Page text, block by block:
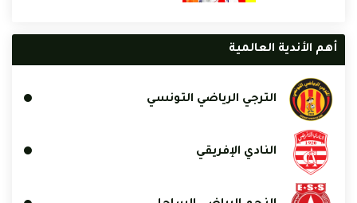
أهم الأندية العالمية
الترجي الرياضي التونسي
النادي الإفريقي